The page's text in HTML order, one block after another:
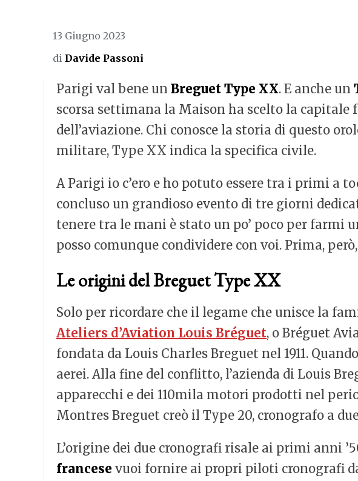
13 Giugno 2023
di Davide Passoni
Parigi val bene un Breguet Type XX. E anche un
scorsa settimana la Maison ha scelto la
dell’aviazione. Chi conosce la storia di questo
militare, Type XX indica la specifica civile.
A Parigi io c’ero e ho potuto essere tra i primi a
concluso un grandioso evento di tre giorni
tenere tra le mani è stato un po’ poco per farmi
posso comunque condividere con voi. Prima,
Le origini del Breguet Type XX
Solo per ricordare che il legame che unisce la
Ateliers d’Aviation Louis Bréguet, o Bréguet
fondata da Louis Charles Breguet nel 1911.
aerei. Alla fine del conflitto, l’azienda di Louis
apparecchi e dei 110mila motori prodotti nel
Montres Breguet creò il Type 20, cronografo a
L’origine dei due cronografi risale ai primi anni
francese vuoi fornire ai propri piloti cronografi